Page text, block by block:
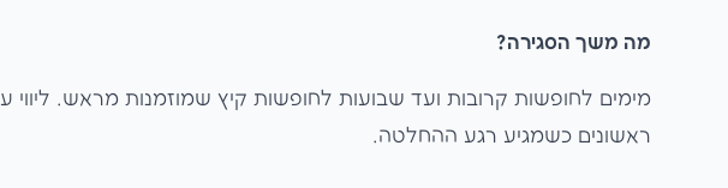
מה משך הסגירה?
מימים לחופשות קרובות ועד שבועות לחופשות קיץ שמוזמנות מראש. ליווי
ראשונים כשמגיע רגע ההחלטה.